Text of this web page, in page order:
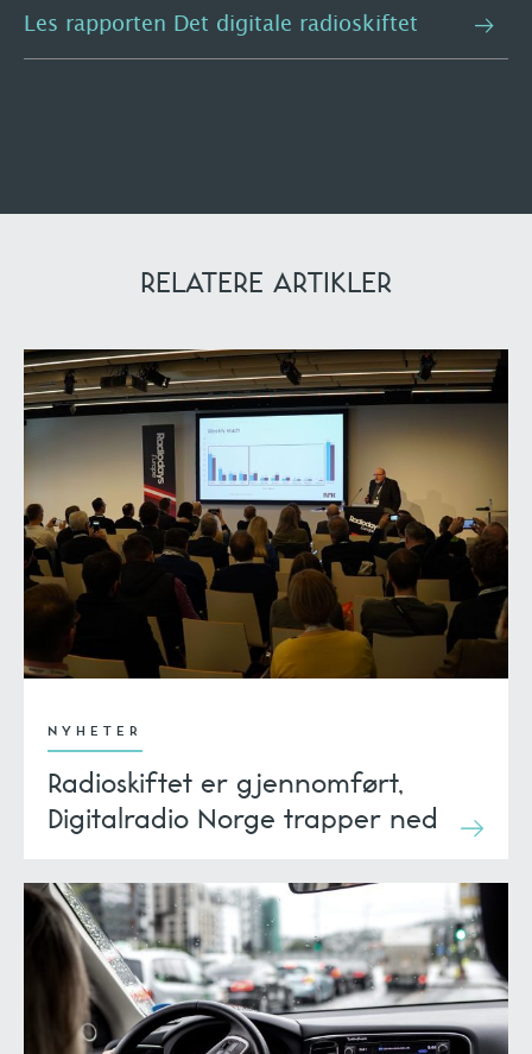
Les rapporten Det digitale radioskiftet
RELATERE ARTIKLER
NYHETER
Radioskiftet er gjennomført,
Digitalradio Norge trapper ned